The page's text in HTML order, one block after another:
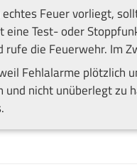
Feuer vorliegt,
Test- oder
rufe die Feuerwehr. Im
Fehlalarme plötzlich
nicht unüberlegt zu